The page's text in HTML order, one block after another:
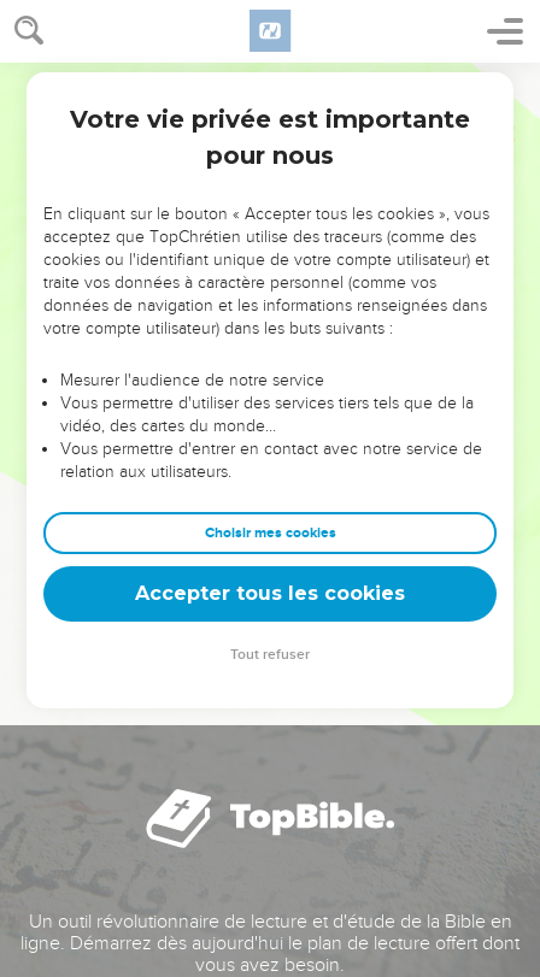
NE MANQUEZ PAS L’ÉVÉNEMENT
DE L’ANNÉE !
ET SI LEURS ERREURS POUVAIENT VOUS ÉVITER LES
VOTRES ?
leur foi ou leur vision. Mais on voit moins les doutes, les erreurs
et les saisons difficiles qu'ils ont traversés, alors même que ce
sont elles qui les ont façonnés.
Dans cette conférence, leaders, entrepreneurs, et responsables
clés pour avancer avec plus de sagesse afin que leurs erreurs
deviennent vos tremplins. Que vous guidiez un ministère, une
équipe, un groupe ou une famille, leur expérience est faite
Un outil révolutionnaire de lecture et d'étude de la Bible en
ligne. Démarrez dès aujourd'hui le plan de lecture offert dont
vous avez besoin.
Votre vie privée est importante
pour nous
En cliquant sur le bouton « Accepter tous les cookies », vous
acceptez que TopChrétien utilise des traceurs (comme des
cookies ou l'identifiant unique de votre compte utilisateur) et
traite vos données à caractère personnel (comme vos
données de navigation et les informations renseignées dans
votre compte utilisateur) dans les buts suivants :
Mesurer l'audience de notre service
Vous permettre d'utiliser des services tiers tels que de la
vidéo, des cartes du monde…
Vous permettre d'entrer en contact avec notre service de
relation aux utilisateurs.
Choisir mes cookies
Accepter tous les cookies
Tout refuser